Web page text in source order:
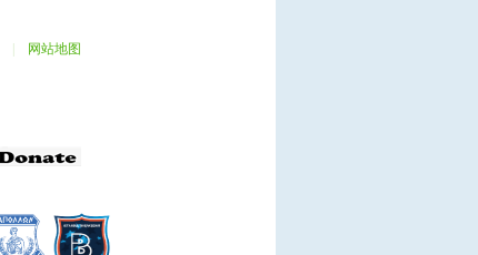
网站地图